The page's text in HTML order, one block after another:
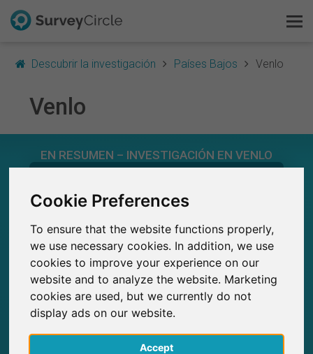
Cookie Preferences
To ensure that the website functions properly,
we use necessary cookies. In addition, we use
cookies to improve your experience on our
website and to analyze the website. Marketing
cookies are used, but we currently do not
display ads on our website.
Accept
Descubrir la investigación Países Bajos Venlo
Venlo
EN RESUMEN – INVESTIGACIÓN EN VENLO
0
SurveyCircle
0
Estudios actuales en SurveyCircle
0
Participantes obtenidos a través de
SurveyCircle
0
Participaciones generadas en SurveyCircle
Survey Ranking
Explorar la investigación
FAQ
Regístrate gratis
Iniciar sesión
English